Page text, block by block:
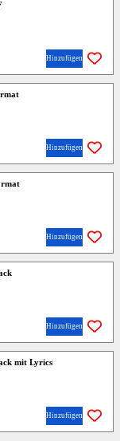
Hinzufügen
Hinzufügen
Hinzufügen
Hinzufügen
mit Lyrics
Hinzufügen